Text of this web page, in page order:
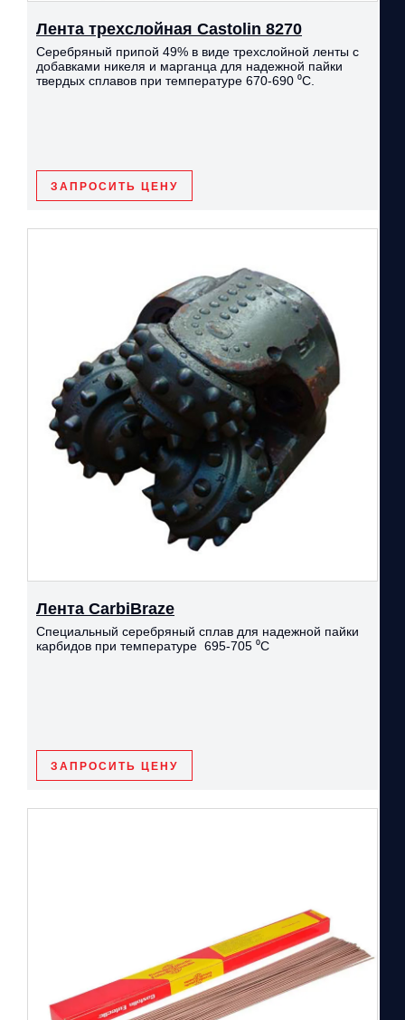
Лента трехслойная Castolin 8270
Серебряный припой 49% в виде трехслойной ленты с
добавками никеля и марганца для надежной пайки
твердых сплавов при температуре 670-690 ⁰С.
ЗАПРОСИТЬ ЦЕНУ
Лента CarbiBraze
Cпециальный серебряный сплав для надежной пайки
карбидов при температуре 695-705 ⁰С
ЗАПРОСИТЬ ЦЕНУ